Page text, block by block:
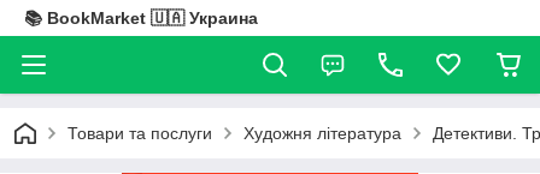
📚 BookMarket 🇺🇦 Украина
Товари та послуги Художня література Детективи.